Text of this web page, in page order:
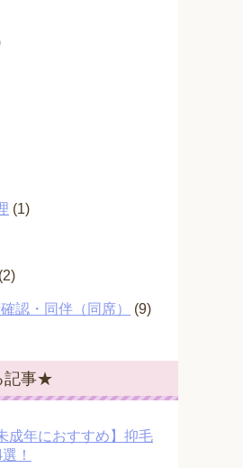
(1)
(2)
認・同伴（同席） (9)
記事★
成年におすすめ】抑毛
！